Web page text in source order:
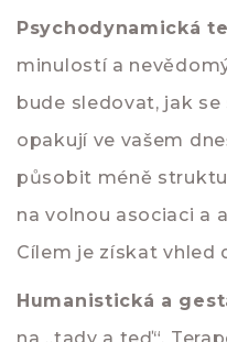
Psychodynamická
minulostí a
bude sledovat, jak
opakují ve vašem
působit méně
na volnou asociaci a
Cílem je získat vhled
Humanistická a